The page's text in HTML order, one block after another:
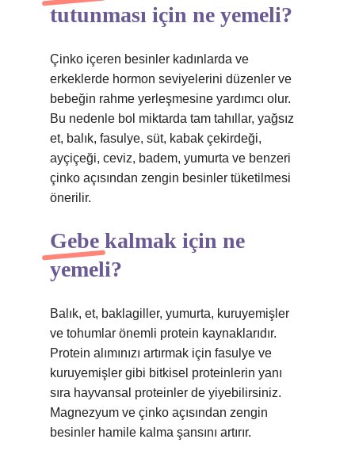
tutunması için ne yemeli?
Çinko içeren besinler kadınlarda ve
erkeklerde hormon seviyelerini düzenler ve
bebeğin rahme yerleşmesine yardımcı olur.
Bu nedenle bol miktarda tam tahıllar, yağsız
et, balık, fasulye, süt, kabak çekirdeği,
ayçiçeği, ceviz, badem, yumurta ve benzeri
çinko açısından zengin besinler tüketilmesi
önerilir.
Gebe kalmak için ne
yemeli?
Balık, et, baklagiller, yumurta, kuruyemişler
ve tohumlar önemli protein kaynaklarıdır.
Protein alımınızı artırmak için fasulye ve
kuruyemişler gibi bitkisel proteinlerin yanı
sıra hayvansal proteinler de yiyebilirsiniz.
Magnezyum ve çinko açısından zengin
besinler hamile kalma şansını artırır.